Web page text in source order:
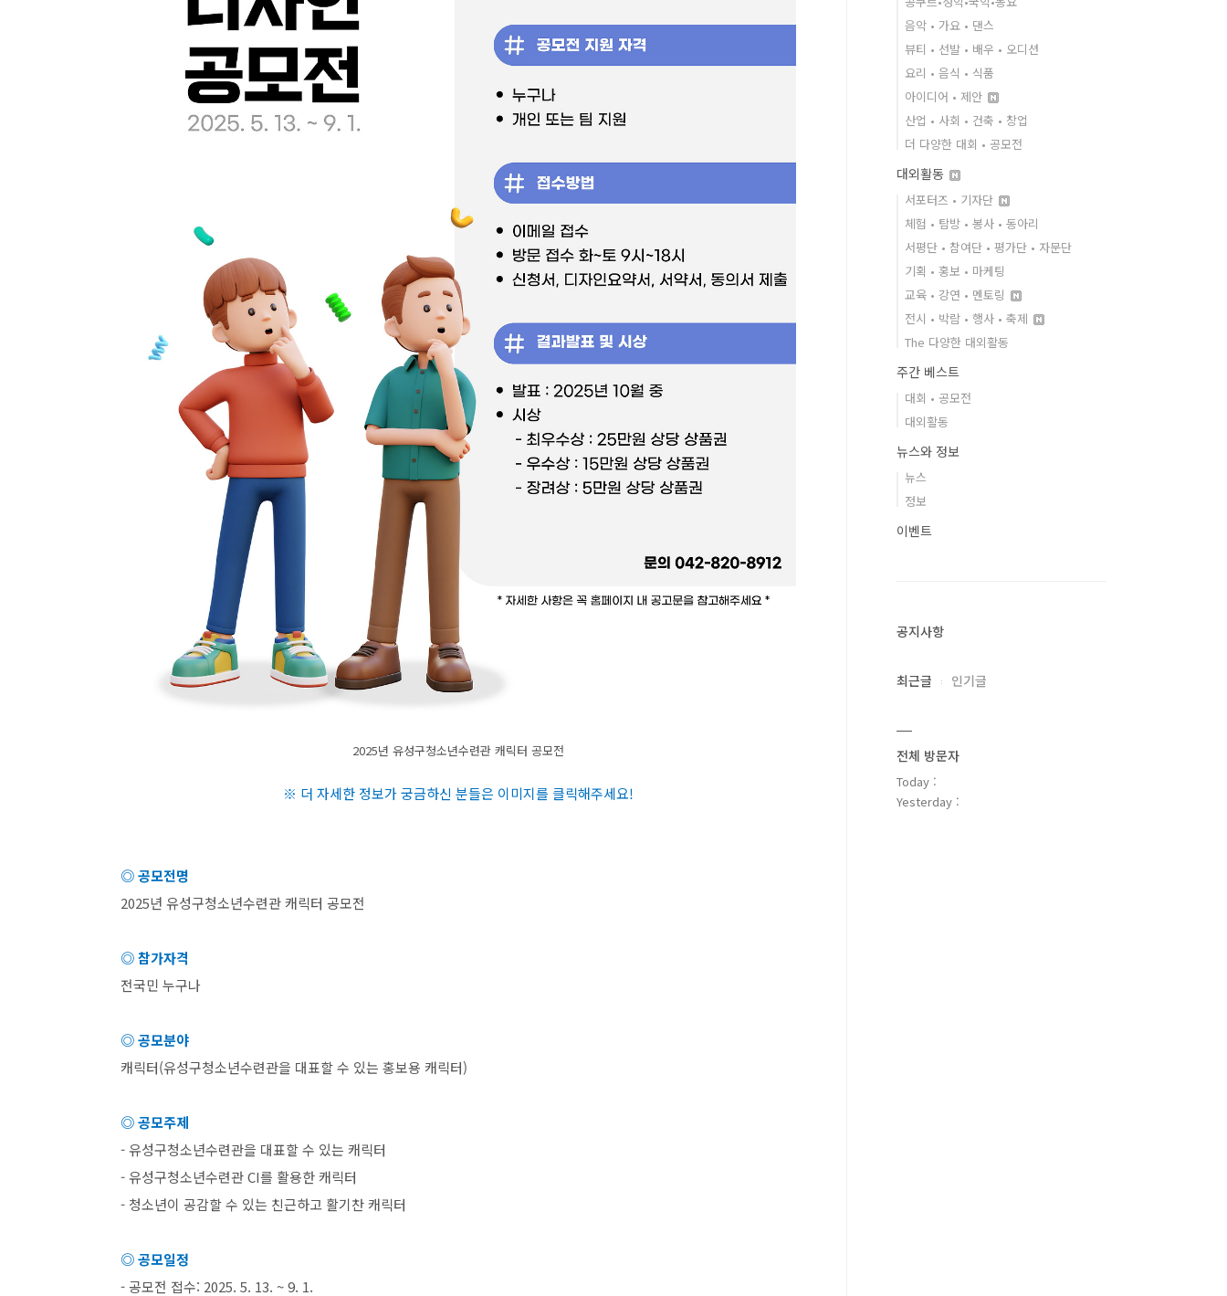
2025년 유성구청소년수련관 캐릭터 공모전
※ 더 자세한 정보가 궁금하신 분들은 이미지를 클릭해주세요!
◎ 공모전명
2025년 유성구청소년수련관 캐릭터 공모전
◎ 참가자격
전국민 누구나
◎ 공모분야
캐릭터(유성구청소년수련관을 대표할 수 있는 홍보용 캐릭터)
◎ 공모주제
-유성구청소년수련관을 대표할 수 있는 캐릭터
-유성구청소년수련관CI를 활용한 캐릭터
- 청소년이 공감할 수 있는 친근하고 활기찬 캐릭터
◎ 공모일정
-공모전 접수: 2025. 5. 13. ~ 9. 1.
음악 • 가요 • 댄스
뷰티 • 선발 • 배우 • 오디션
요리 • 음식 • 식품
아이디어 • 제안
산업 • 사회 • 건축 • 창업
더 다양한 대회 • 공모전
대외활동
서포터즈 • 기자단
체험 • 탐방 • 봉사 • 동아리
서평단 • 참여단 • 평가단 • 자문단
기획 • 홍보 • 마케팅
교육 • 강연 • 멘토링
전시 • 박람 • 행사 • 축제
The 다양한 대외활동
주간 베스트
대회 • 공모전
대외활동
뉴스와 정보
뉴스
정보
이벤트
공지사항
최근글 인기글
전체 방문자
Today :
Yesterday :